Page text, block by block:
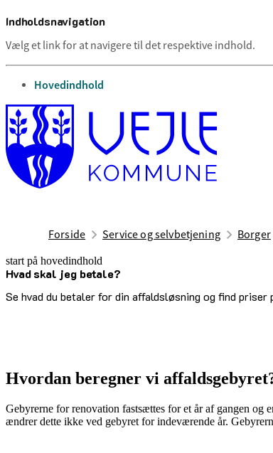
Indholdsnavigation
Vælg et link for at navigere til det respektive indhold.
gå til
Hovedindhold
Forside Service og selvbetjening Borger
start på hovedindhold
Hvad skal jeg betale?
Se hvad du betaler for din affaldsløsning og find
senest opdateret 6. maj 2026
Hvordan beregner vi
Gebyrerne for renovation fastsættes for et år af gangen og
ændrer dette ikke ved gebyret for indeværende år.